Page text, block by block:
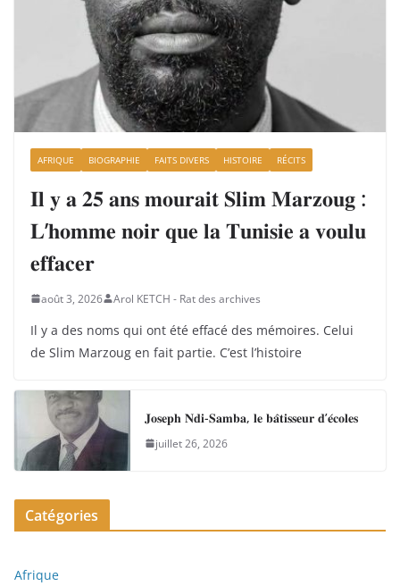
AFRIQUE BIOGRAPHIE FAITS DIVERS HISTOIRE RÉCITS
𝐈𝐥 𝐲 𝐚 𝟐𝟓 𝐚𝐧𝐬 𝐦𝐨𝐮𝐫𝐚𝐢𝐭 𝐒𝐥𝐢𝐦 𝐌𝐚𝐫𝐳𝐨𝐮𝐠 :
𝐋’𝐡𝐨𝐦𝐦𝐞 𝐧𝐨𝐢𝐫 𝐪𝐮𝐞 𝐥𝐚 𝐓𝐮𝐧𝐢𝐬𝐢𝐞 𝐚 𝐯𝐨𝐮𝐥𝐮
𝐞𝐟𝐟𝐚𝐜𝐞𝐫
août 3, 2026 Arol KETCH - Rat des archives
Il y a des noms qui ont été effacé des mémoires. Celui
de Slim Marzoug en fait partie. C’est l’histoire
𝐉𝐨𝐬𝐞𝐩𝐡 𝐍𝐝𝐢-𝐒𝐚𝐦𝐛𝐚, 𝐥𝐞 𝐛𝐚̂𝐭𝐢𝐬𝐬𝐞𝐮𝐫 𝐝’𝐞́𝐜𝐨𝐥𝐞𝐬
juillet 26, 2026
Catégories
Afrique